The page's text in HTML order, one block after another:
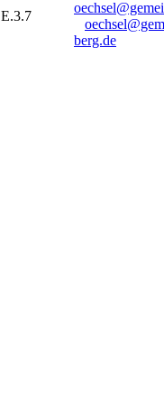
E.3.7
berg.de